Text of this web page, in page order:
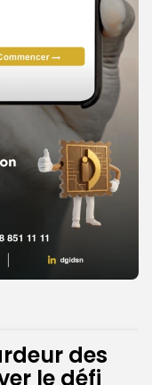
des
le défi